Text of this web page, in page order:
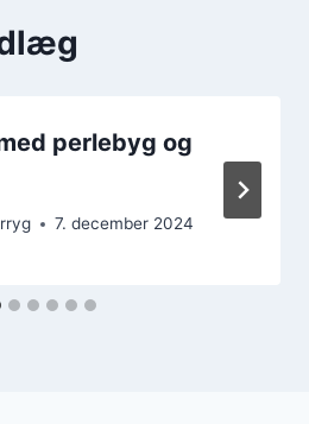
perlebyg og
7. december 2024